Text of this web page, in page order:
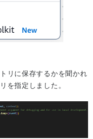
リに保存するかを聞かれ
を指定しました。